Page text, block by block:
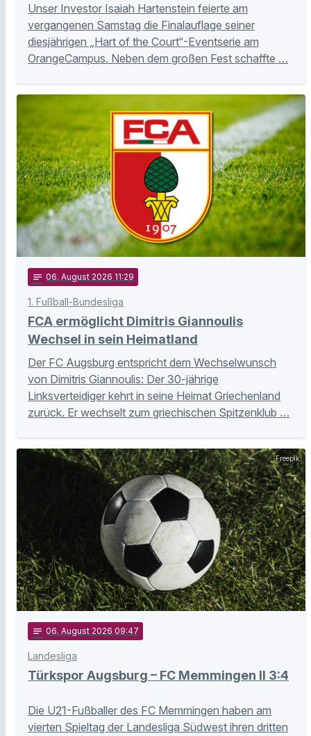
Unser Investor Isaiah Hartenstein feierte am
vergangenen Samstag die Finalauflage seiner
diesjährigen „Hart of the Court“-Eventserie am
OrangeCampus. Neben dem großen Fest schaffte …
notes 06. August 2026 11:29
1. Fußball-Bundesliga
FCA ermöglicht Dimitris Giannoulis
Wechsel in sein Heimatland
Der FC Augsburg entspricht dem Wechselwunsch
von Dimitris Giannoulis: Der 30-jährige
Linksverteidiger kehrt in seine Heimat Griechenland
zurück. Er wechselt zum griechischen Spitzenklub …
Freepik
notes 06. August 2026 09:47
Landesliga
Türkspor Augsburg – FC Memmingen II 3:4
Die U21-Fußballer des FC Memmingen haben am
vierten Spieltag der Landesliga Südwest ihren dritten